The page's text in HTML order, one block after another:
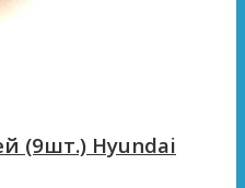
(9шт.) Hyundai